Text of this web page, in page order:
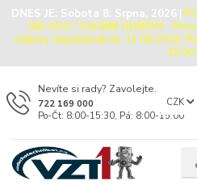
DNES JE: Sobota 8. Srpna, 2026 |
SKLADU / OSOBNÍ ODBĚRY -
odběry objednávek do 31.08.2026:
15:00
CZK
Nevíte si rady? Zavolejte.
722 169 000
Po-Čt: 8:00-15:30, Pá: 8:00-15:00